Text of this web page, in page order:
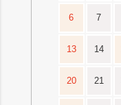
6 7
13 14
20 21